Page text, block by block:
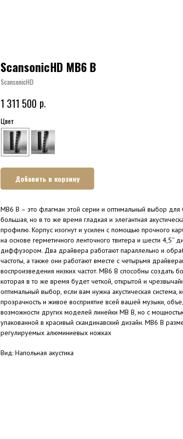
ScansonicHD MB6 B
ScansonicHD
1 311 500 р.
Цвет
Добавить в корзину
MB6 B – это флагман этой серии и оптимальный выбор
большая, но в то же время гладкая и элегантная
профилю. Корпус изогнут и усилен с помощью прочного
на основе герметичного ленточного твитера и шести 4,5’’
диффузором. Два драйвера работают параллельно и
частоты, а также они работают вместе с четырьмя
воспроизведения низких частот. MB6 B способны создать
которая в то же время будет четкой, открытой и
оптимальный выбор, если вам нужна акустическая система,
прозрачность и живое восприятие всей вашей музыки,
возможности других моделей линейки MB B, но с
упакованной в красивый скандинавский дизайн. MB6 B
регулируемых алюминиевых ножках
Вид: Напольная акустика